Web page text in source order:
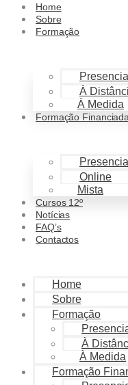
Home
Sobre
Formação
Presencial
À
À Medida
Formação Financiada
Presencial
Online
Mista
Cursos 12º
Notícias
FAQ’s
Contactos
Home
Sobre
Formação
À
À Medida
Formação